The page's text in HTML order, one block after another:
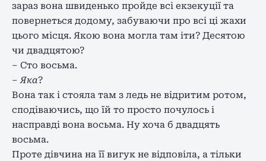
зараз вона швиденько пройде всі екзекуції та
повернеться додому, забуваючи про всі ці жахи
цього місця. Якою вона могла там іти? Десятою
чи двадцятою?
– Сто восьма.
– Яка?
Вона так і стояла там з ледь не відритим ротом,
сподіваючись, що їй то просто почулось і
насправді вона восьма. Ну хоча б двадцять
восьма.
Проте дівчина на її вигук не відповіла, а тільки